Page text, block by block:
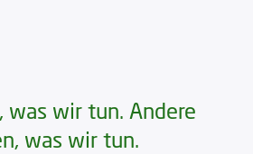
was wir tun. Andere
was wir tun.